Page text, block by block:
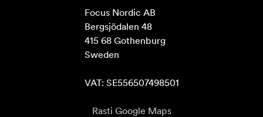
Focus Nordic AB
Bergsjödalen 48
415 68 Gothenburg
Sweden
VAT: SE556507498501
Rasti Google Maps